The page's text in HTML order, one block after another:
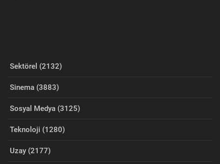
Sektörel (2132)
Sinema (3883)
Sosyal Medya (3125)
Teknoloji (1280)
Uzay (2177)